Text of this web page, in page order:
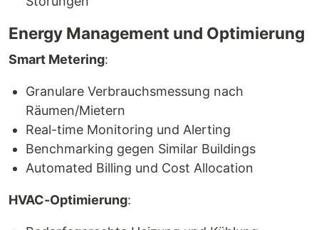
Energy Management und Optimierung
Smart Metering:
Granulare Verbrauchsmessung nach
Räumen/Mietern
Real-time Monitoring und Alerting
Benchmarking gegen Similar Buildings
Automated Billing und Cost Allocation
HVAC-Optimierung: